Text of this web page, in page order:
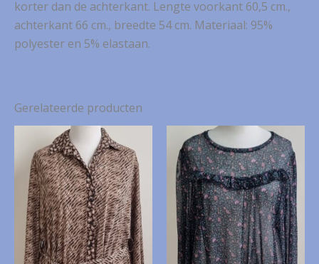
korter dan de achterkant. Lengte voorkant 60,5 cm.,
achterkant 66 cm., breedte 54 cm. Materiaal: 95%
polyester en 5% elastaan.
Gerelateerde producten